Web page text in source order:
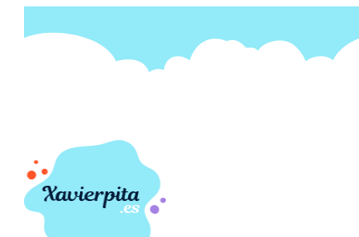
contenido